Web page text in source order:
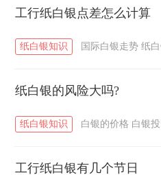
工行纸白银点差怎么计算
纸白银知识 国际白银走势 纸
纸白银的风险大吗?
纸白银知识 白银的价格 白银
工行纸白银有几个节日